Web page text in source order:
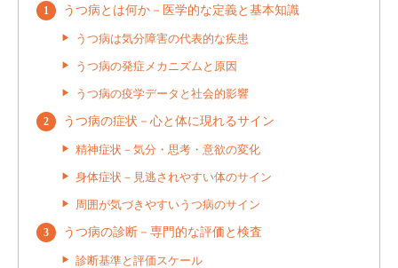
うつ病とは何か－医学的な定義と基本知識
うつ病は気分障害の代表的な疾患
うつ病の発症メカニズムと原因
うつ病の疫学データと社会的影響
うつ病の症状－心と体に現れるサイン
精神症状－気分・思考・意欲の変化
身体症状－見逃されやすい体のサイン
周囲が気づきやすいうつ病のサイン
うつ病の診断－専門的な評価と検査
診断基準と評価スケール